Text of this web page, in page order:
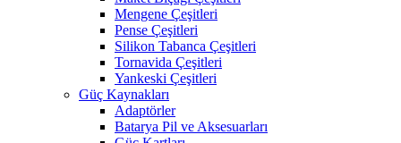
Mengene Çeşitleri
Pense Çeşitleri
Silikon Tabanca Çeşitleri
Tornavida Çeşitleri
Yankeski Çeşitleri
Güç Kaynakları
Adaptörler
Batarya Pil ve Aksesuarları